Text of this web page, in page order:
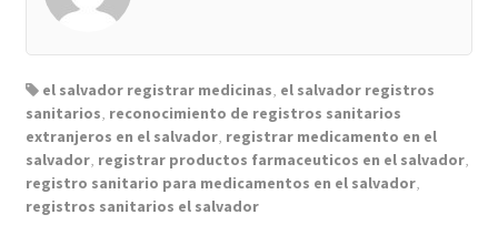
el salvador registrar medicinas, el salvador registros
sanitarios, reconocimiento de registros sanitarios
extranjeros en el salvador, registrar medicamento en el
salvador, registrar productos farmaceuticos en el salvador,
registro sanitario para medicamentos en el salvador,
registros sanitarios el salvador